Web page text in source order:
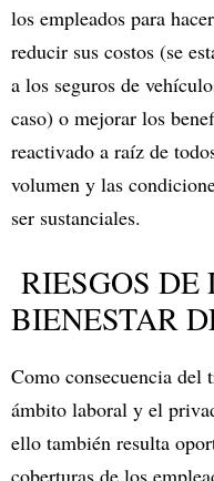
los empleados para
reducir sus costos (se
a los seguros de
caso) o mejorar los
reactivado a raíz de
volumen y las
ser sustanciales.
RIESGOS
BIENESTAR
Como consecuencia
ámbito laboral y el
ello también resulta
coberturas de los